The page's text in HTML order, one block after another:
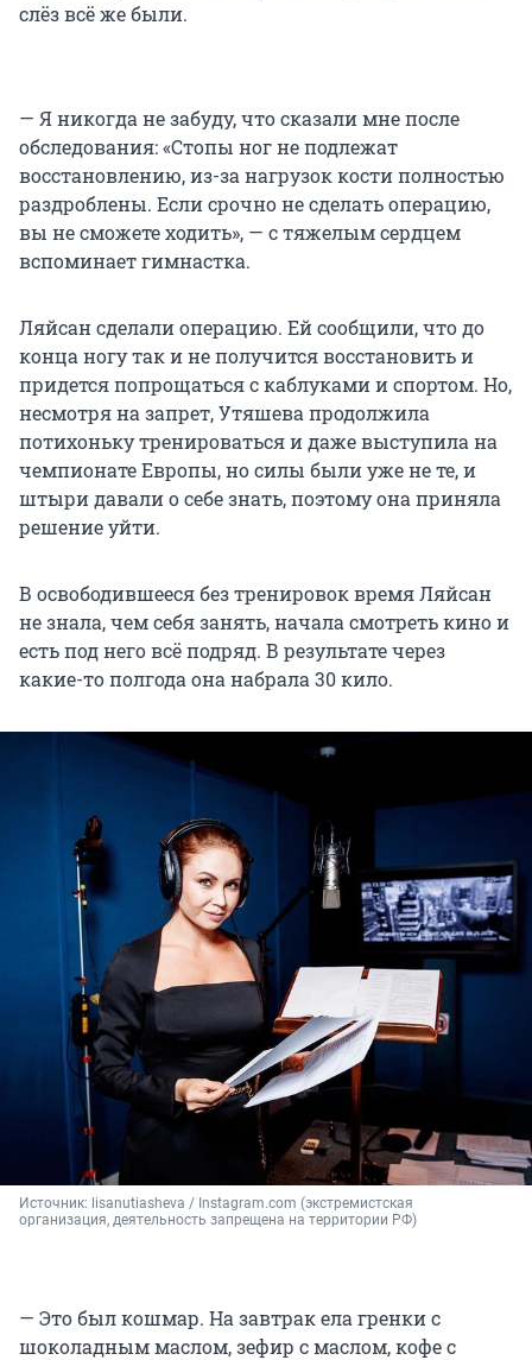
слёз всё же были.
— Я никогда не забуду, что сказали мне после
обследования: «Стопы ног не подлежат
восстановлению, из-за нагрузок кости полностью
раздроблены. Если срочно не сделать операцию,
вы не сможете ходить», — с тяжелым сердцем
вспоминает гимнастка.
Ляйсан сделали операцию. Ей сообщили, что до
конца ногу так и не получится восстановить и
придется попрощаться с каблуками и спортом. Но,
несмотря на запрет, Утяшева продолжила
потихоньку тренироваться и даже выступила на
чемпионате Европы, но силы были уже не те, и
штыри давали о себе знать, поэтому она приняла
решение уйти.
В освободившееся без тренировок время Ляйсан
не знала, чем себя занять, начала смотреть кино и
есть под него всё подряд. В результате через
какие-то полгода она набрала 30 кило.
Источник: lisanutiasheva / Instagram.com (экстремистская
организация, деятельность запрещена на территории РФ)
— Это был кошмар. На завтрак ела гренки с
шоколадным маслом, зефир с маслом, кофе с